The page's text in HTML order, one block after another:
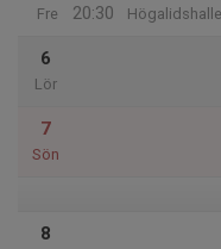
Fre
20:30
6
Lör
7
Sön
8